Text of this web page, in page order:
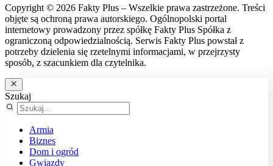
Copyright © 2026 Fakty Plus – Wszelkie prawa zastrzeżone. Treści
objęte są ochroną prawa autorskiego. Ogólnopolski portal
internetowy prowadzony przez spółkę Fakty Plus Spółka z
ograniczoną odpowiedzialnością. Serwis Fakty Plus powstał z
potrzeby dzielenia się rzetelnymi informacjami, w przejrzysty
sposób, z szacunkiem dla czytelnika.
Szukaj
Armia
Biznes
Dom i ogród
Gwiazdy